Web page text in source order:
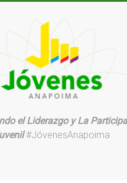
el Liderazgo y La
#JóvenesAnapoima